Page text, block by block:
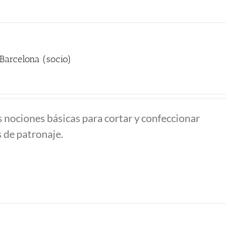
(socio)
básicas para cortar y confeccionar
de patronaje.